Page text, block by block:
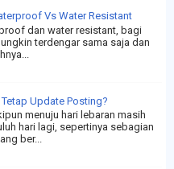
Vs Water Resistant
dan water resistant, bagi
terdengar sama saja dan
Update Posting?
menuju hari lebaran masih
hari lagi, sepertinya sebagian
ber...